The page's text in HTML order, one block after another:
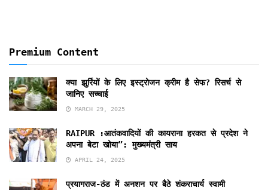
Premium Content
क्या झुर्रियों के लिए इस्ट्रोजन क्रीम है सेफ? रिसर्च से
जानिए सच्चाई
MARCH 29, 2025
RAIPUR :आतंकवादियों की कायराना हरकत से प्रदेश ने
अपना बेटा खोया”: मुख्यमंत्री साय
APRIL 24, 2025
प्रयागराज-ठंड में अनशन पर बैठे शंकराचार्य स्वामी